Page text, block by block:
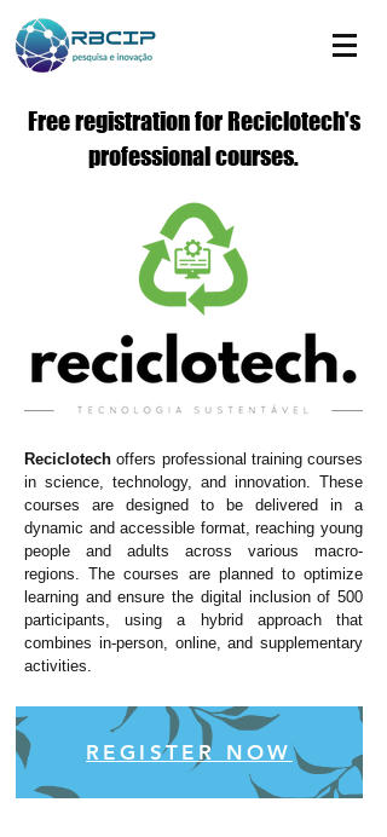
Free registration for Reciclotech's
professional courses.
Reciclotech offers professional training courses
in science, technology, and innovation. These
courses are designed to be delivered in a
dynamic and accessible format, reaching young
people and adults across various macro-
regions. The courses are planned to optimize
learning and ensure the digital inclusion of 500
participants, using a hybrid approach that
combines in-person, online, and supplementary
activities.
REGISTER NOW